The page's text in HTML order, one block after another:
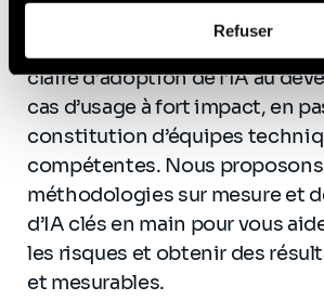
vous pouvez nous contacter et
Politique de protection des données
personnel.
Refuser
organisations à chaque étape
claire d’adoption de l’IA au
cas d’usage à fort impact, en
constitution d’équipes
compétentes. Nous
méthodologies sur mesure et
d’IA clés en main pour vous
les risques et obtenir des
et mesurables.